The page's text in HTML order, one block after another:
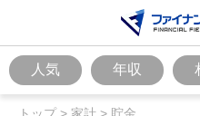
人気 年収
トップ> 家計 > 貯金